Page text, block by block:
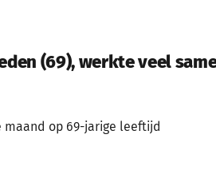
(69), werkte veel
maand op 69-jarige leeftijd